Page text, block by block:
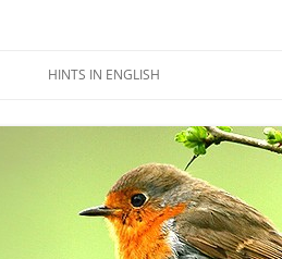
Inhalt
HINTS IN ENGLISH